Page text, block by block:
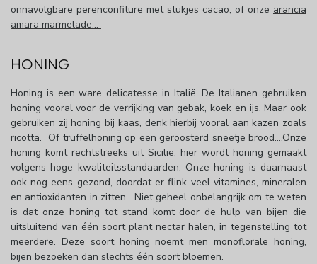
onnavolgbare perenconfiture met stukjes cacao, of onze arancia
amara marmelade...
HONING
Honing is een ware delicatesse in Italië. De Italianen gebruiken
honing vooral voor de verrijking van gebak, koek en ijs. Maar ook
gebruiken zijhoning bij kaas, denk hierbij vooral aan kazen zoals
ricotta. Of truffelhoning op een geroosterd sneetje brood....Onze
honing komt rechtstreeks uit Sicilië, hier wordt honing gemaakt
volgens hoge kwaliteitsstandaarden. Onze honing is daarnaast
ook nog eens gezond, doordat er flink veel vitamines, mineralen
en antioxidanten in zitten. Niet geheel onbelangrijk om te weten
is dat onze honing tot stand komt door de hulp van bijen die
uitsluitend van één soort plant nectar halen, in tegenstelling tot
meerdere. Deze soort honing noemt men monoflorale honing,
bijen bezoeken dan slechts één soort bloemen.